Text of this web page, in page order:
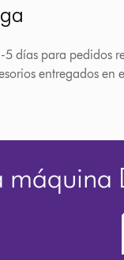
5 días para pedidos
entregados
máquina